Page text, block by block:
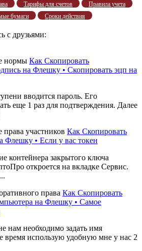
Тарифы для счетов
Правила учета
бумаги
Сроки действия
с друзьями:
Как Скопировать
на Флешку • Скопировать эцп на
вводится пароль. Его
еще 1 раз для подтверждения. Далее
Как Скопировать
Флешку • Если у вас токен
контейнера закрытого ключа
откроется на вкладке Сервис.
Как Скопировать
на Флешку • Самое
нам необходимо задать имя
время использую удобную мне у нас 2